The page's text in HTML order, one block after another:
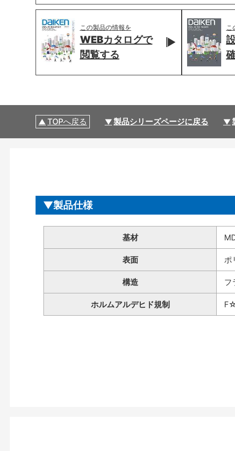
この製品の情報を
WEBカタログで
閲覧する
こ
TOPへ戻る 製品シリーズページに戻る
製品仕様
基材
表面 ポ
構造 フ
ホルムアルデヒド規制